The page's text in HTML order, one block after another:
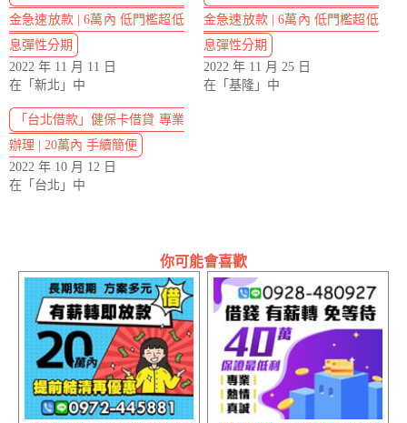
金急速放款 | 6萬內 低門檻超低
息彈性分期
2022 年 11 月 11 日
在「新北」中
金急速放款 | 6萬內 低門檻超低
息彈性分期
2022 年 11 月 25 日
在「基隆」中
「台北借款」健保卡借貸 專業
辦理 | 20萬內 手續簡便
2022 年 10 月 12 日
在「台北」中
你可能會喜歡